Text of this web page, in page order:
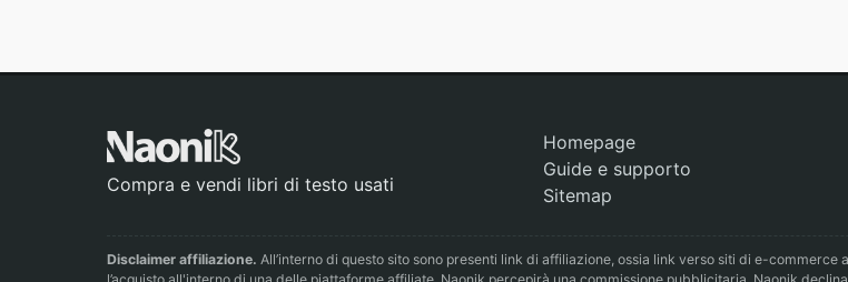
Compra e vendi libri di testo usati
Homepage
Guide e supporto
Sitemap